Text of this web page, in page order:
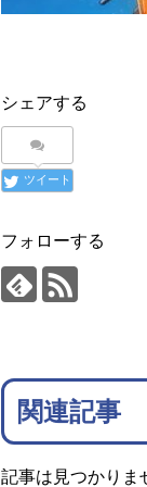
シェアする
ツイート
フォローする
関連記事
記事は見つかりま